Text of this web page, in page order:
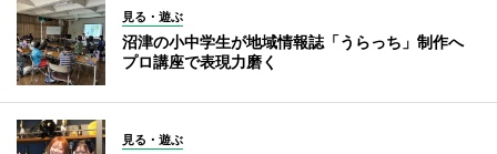
見る・遊ぶ
沼津の小中学生が地域情報誌「うらっち」制作へ
プロ講座で表現力磨く
見る・遊ぶ